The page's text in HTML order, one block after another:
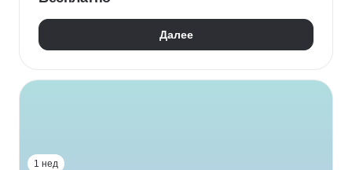
Далее
1 нед